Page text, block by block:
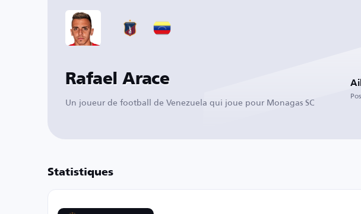
Rafael Arace
Un joueur de football de Venezuela qui joue pour Monagas SC
Statistiques